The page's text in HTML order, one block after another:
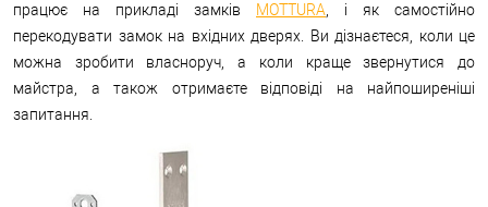
працює на прикладі замків
MOTTURA , і як самостійно
перекодувати замок на вхідних дверях. Ви дізнаєтеся, коли це
можна зробити власноруч, а коли краще звернутися до
майстра, а також отримаєте відповіді на найпоширеніші
запитання.